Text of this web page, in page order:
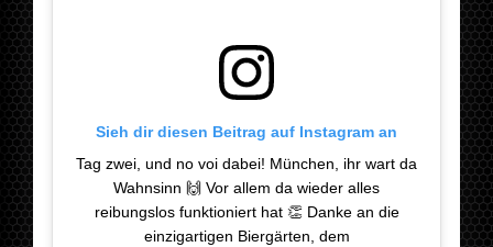
Sieh dir diesen Beitrag auf Instagram an
Tag zwei, und no voi dabei! München, ihr wart da
Wahnsinn 🙌 Vor allem da wieder alles
reibungslos funktioniert hat 👏 Danke an die
einzigartigen Biergärten, dem